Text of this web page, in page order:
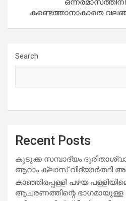
കണ്ടെത്താനാകാതെ
Search
Recent Posts
കുടുക്ക സമ്പാദ്യം
ആറാം ക്ലാസ് വിദ്യാർത്ഥി
കാഞ്ഞിരപ്പള്ളി പഴയ
ആചരണത്തിന്റെ ഭാഗമായുള്ള